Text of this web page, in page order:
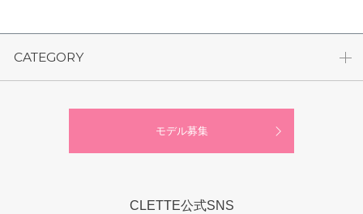
CATEGORY
モデル募集
CLETTE公式SNS